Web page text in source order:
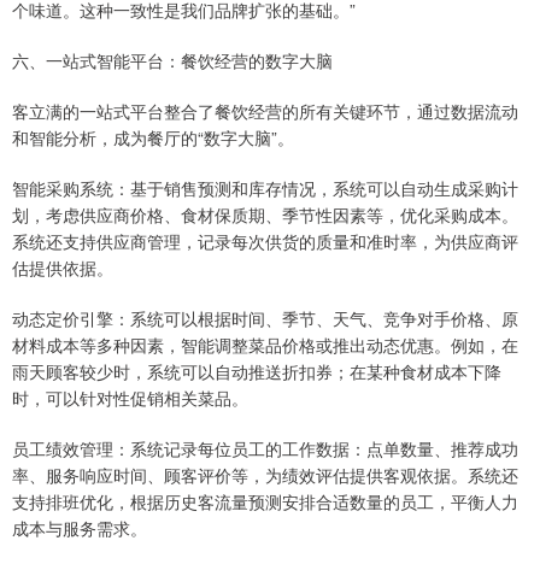
个味道。这种一致性是我们品牌扩张的基础。”
六、一站式智能平台：餐饮经营的数字大脑
客立满的一站式平台整合了餐饮经营的所有关键环节，通过数据流动
和智能分析，成为餐厅的“数字大脑”。
智能采购系统：基于销售预测和库存情况，系统可以自动生成采购计
划，考虑供应商价格、食材保质期、季节性因素等，优化采购成本。
系统还支持供应商管理，记录每次供货的质量和准时率，为供应商评
估提供依据。
动态定价引擎：系统可以根据时间、季节、天气、竞争对手价格、原
材料成本等多种因素，智能调整菜品价格或推出动态优惠。例如，在
雨天顾客较少时，系统可以自动推送折扣券；在某种食材成本下降
时，可以针对性促销相关菜品。
员工绩效管理：系统记录每位员工的工作数据：点单数量、推荐成功
率、服务响应时间、顾客评价等，为绩效评估提供客观依据。系统还
支持排班优化，根据历史客流量预测安排合适数量的员工，平衡人力
成本与服务需求。